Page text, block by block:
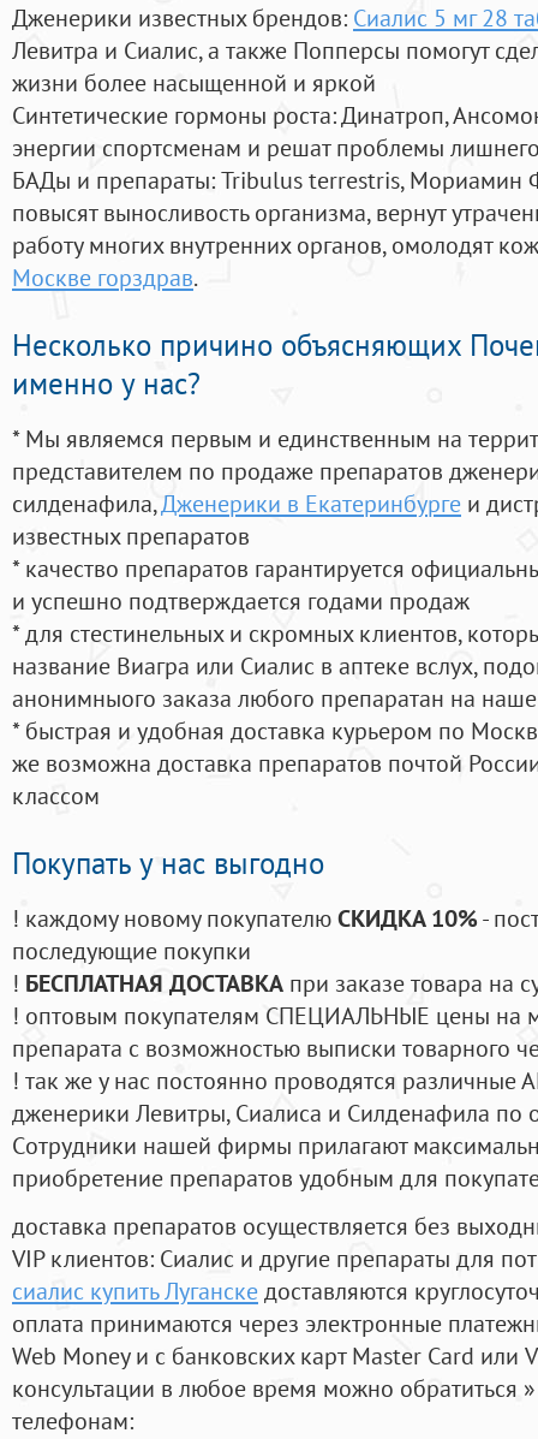
Дженерики известных брендов: Сиалис 5 мг 28
Левитра и Сиалис, а также Попперсы помогут
жизни более насыщенной и яркой
Синтетические гормоны роста: Динатроп,
энергии спортсменам и решат проблемы
БАДы и препараты:Tribulus terrestris, Мориамин
повысят выносливость организма, вернут
работу многих внутренних органов, омолодят
Москве горздрав.
Несколько причино объясняющих
именно у нас?
* Мы являемся первым и единственным на
представителем по продаже препаратов
силденафила,Дженерики в Екатеринбурге и
известных препаратов
* качество препаратов гарантируется
и успешно подтверждается годами продаж
* для стестинельных и скромных клиентов,
название Виагра или Сиалис в аптеке вслух,
анонимныого заказа любого препаратан на
* быстрая и удобная доставка курьером по
же возможна доставка препаратов почтой
классом
Покупать у нас выгодно
! каждому новому покупателюСКИДКА 10%-
последующие покупки
! БЕСПЛАТНАЯ ДОСТАВКА при заказе товара на
! оптовым покупателям СПЕЦИАЛЬНЫЕ цены на
препарата с возможностью выписки товарного
! так же у нас постоянно проводятся
дженерики Левитры, Сиалиса и Силденафила по
Cотрудники нашей фирмы прилагают
приобретение препаратов удобным для
доставка препаратов осуществляется без
VIP клиентов: Сиалис и другие препараты для
сиалис купить Луганскедоставляются
оплата принимаются через электронные
Web Money и с банковских карт Master Card или
консультации в любое время можно обратиться
телефонам: